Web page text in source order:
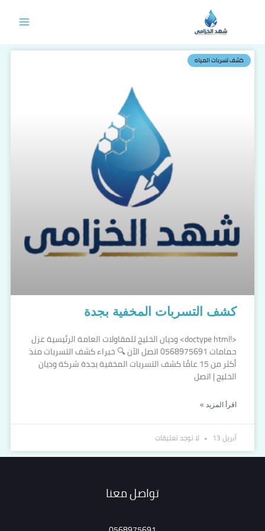
كشف تسربات المياه
كشف التسربات المخفية بجدة
<!doctype html> وديان الخليج للمقاولات العامة الرئيسية عزل
حمامات 0568975691 اتصل الآن 🔍 خبراء كشف التسربات منذ
أكثر من 15 عامًا كشف التسربات المخفية بجدة شركة وديان
الخليج | اتصل
اقرأ المزيد »
أبريل 13 لا توجد تعليقات
تواصل معنا